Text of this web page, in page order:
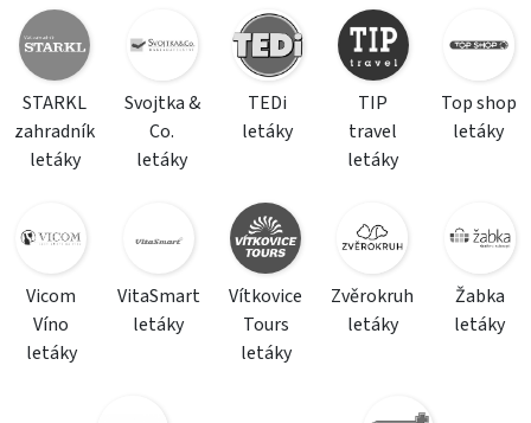
STARKL
zahradník
letáky
Svojtka &
Co.
letáky
TEDi
letáky
TIP
travel
letáky
Top shop
letáky
Vicom
Víno
letáky
VitaSmart
letáky
Vítkovice
Tours
letáky
Zvěrokruh
letáky
Žabka
letáky